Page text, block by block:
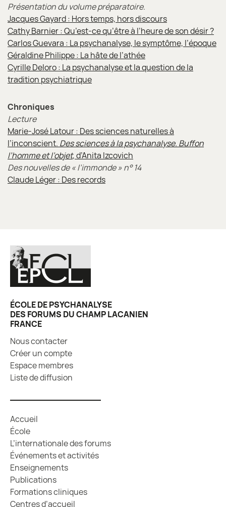
Présentation du volume préparatoire.
Jacques Gayard : Hors temps, hors discours
Cathy Barnier : Qu’est-ce qu’être à l’heure de son désir ?
Carlos Guevara : La psychanalyse, le symptôme, l’époque
Géraldine Philippe : La hâte de l’athée
Cyrille Deloro : La psychanalyse et la question de la
tradition psychiatrique
Chroniques
Lecture
Marie-José Latour : Des sciences naturelles à
l’inconscient. Des sciences à la psychanalyse. Buffon
l’homme et l’objet, d’Anita Izcovich
Des nouvelles de « l’immonde » n° 14
Claude Léger : Des records
ÉCOLE DE PSYCHANALYSE
DES FORUMS DU CHAMP LACANIEN
FRANCE
Nous contacter
Créer un compte
Espace membres
Liste de diffusion
Accueil
École
L’internationale des forums
Événements et activités
Enseignements
Publications
Formations cliniques
Centres d’accueil